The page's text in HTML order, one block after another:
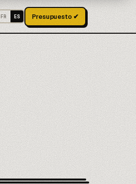
FR ES Presupuesto ✔